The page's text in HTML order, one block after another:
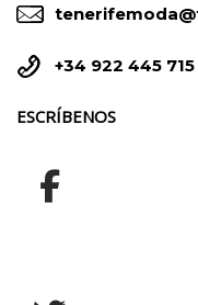



 +34 922 445 715
ESCRÍBENOS